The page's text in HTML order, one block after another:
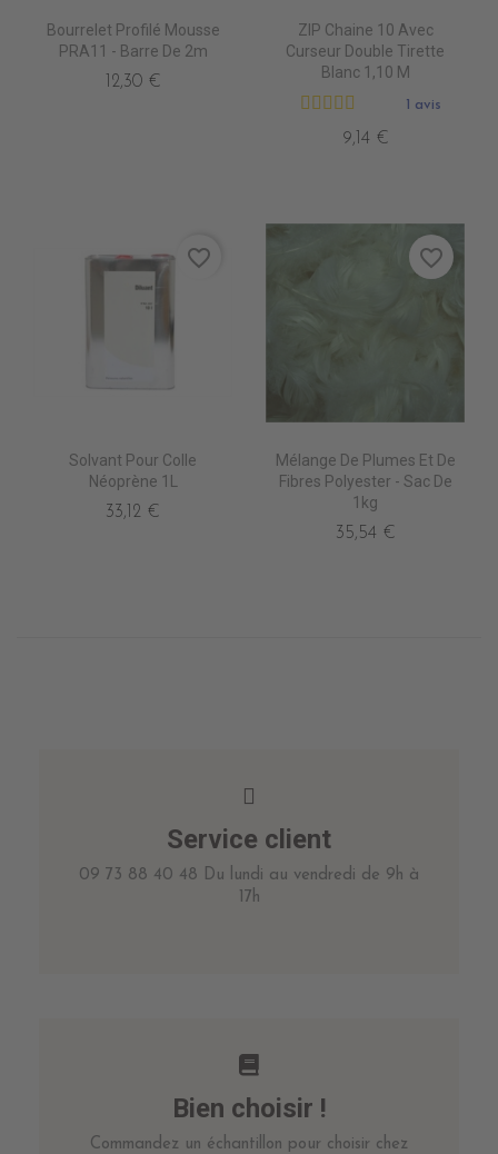
Bourrelet Profilé Mousse
PRA11 - Barre De 2m
12,30 €
ZIP Chaine 10 Avec
Curseur Double Tirette
Blanc 1,10 M
1 avis
9,14 €
Solvant Pour Colle
Néoprène 1L
33,12 €
favorite_border
Mélange De Plumes Et De
Fibres Polyester - Sac De
1kg
35,54 €
favorite_border
Service client
09 73 88 40 48 Du lundi au vendredi de 9h à
17h
Bien choisir !
Commandez un échantillon pour choisir chez